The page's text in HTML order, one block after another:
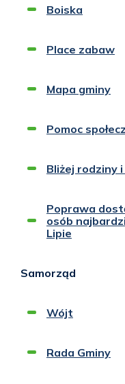
Boiska
Place zabaw
Mapa gminy
Pomoc
Bliżej rodziny
Poprawa
osób
Lipie
Samorząd
Wójt
Rada Gminy